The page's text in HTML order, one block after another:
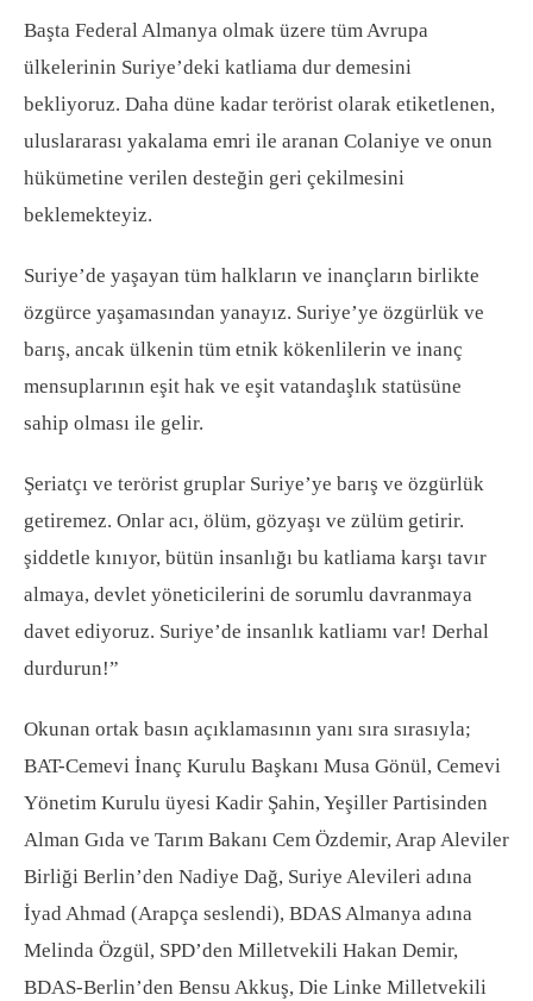
Başta Federal Almanya olmak üzere tüm Avrupa
ülkelerinin Suriye’deki katliama dur demesini
bekliyoruz. Daha düne kadar terörist olarak etiketlenen,
uluslararası yakalama emri ile aranan Colaniye ve onun
hükümetine verilen desteğin geri çekilmesini
beklemekteyiz.
Suriye’de yaşayan tüm halkların ve inançların birlikte
özgürce yaşamasından yanayız. Suriye’ye özgürlük ve
barış, ancak ülkenin tüm etnik kökenlilerin ve inanç
mensuplarının eşit hak ve eşit vatandaşlık statüsüne
sahip olması ile gelir.
Şeriatçı ve terörist gruplar Suriye’ye barış ve özgürlük
getiremez. Onlar acı, ölüm, gözyaşı ve zülüm getirir.
şiddetle kınıyor, bütün insanlığı bu katliama karşı tavır
almaya, devlet yöneticilerini de sorumlu davranmaya
davet ediyoruz. Suriye’de insanlık katliamı var! Derhal
durdurun!”
Okunan ortak basın açıklamasının yanı sıra sırasıyla;
BAT-Cemevi İnanç Kurulu Başkanı Musa Gönül, Cemevi
Yönetim Kurulu üyesi Kadir Şahin, Yeşiller Partisinden
Alman Gıda ve Tarım Bakanı Cem Özdemir, Arap Aleviler
Birliği Berlin’den Nadiye Dağ, Suriye Alevileri adına
İyad Ahmad (Arapça seslendi), BDAS Almanya adına
Melinda Özgül, SPD’den Milletvekili Hakan Demir,
BDAS-Berlin’den Bensu Akkuş, Die Linke Milletvekili